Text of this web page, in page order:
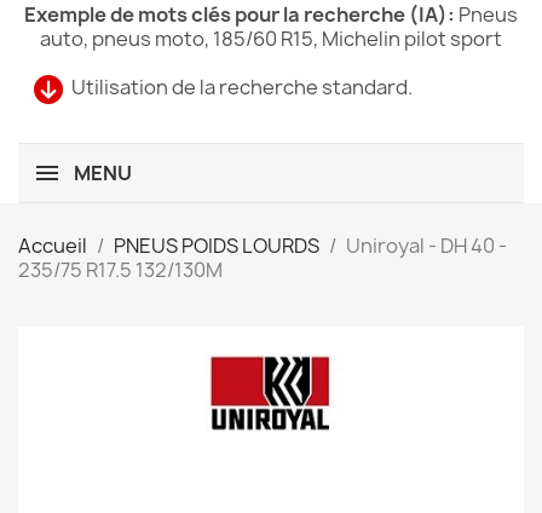
Utilisation de la recherche standard.
Exemple de mots clés pour la recherche (IA): Pneus
auto, pneus moto, 185/60 R15, Michelin pilot sport
MENU
Accueil PNEUS POIDS LOURDS
Uniroyal - DH 40 -
235/75 R17.5 132/130M